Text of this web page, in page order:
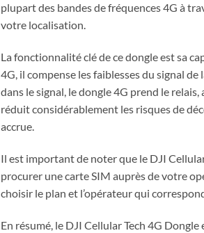
plupart des bandes de fréquences 4G à
votre localisation.
La fonctionnalité clé de ce dongle est sa
4G, il compense les faiblesses du signal
dans le signal, le dongle 4G prend le
réduit considérablement les risques de
accrue.
Il est important de noter que le DJI
procurer une carte SIM auprès de votre
choisir le plan et l’opérateur qui
En résumé, le DJI Cellular Tech 4G